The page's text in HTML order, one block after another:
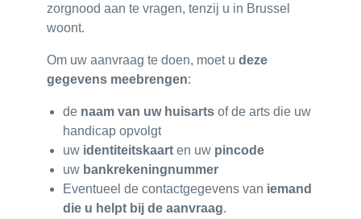
zorgnood aan te vragen, tenzij u in Brussel
woont.
Om uw aanvraag te doen, moet u deze
gegevens meebrengen:
de naam van uw huisarts of de arts die uw
handicap opvolgt
uw identiteitskaart en uw pincode
uw bankrekeningnummer
Eventueel de contactgegevens van iemand
die u helpt bij de aanvraag.